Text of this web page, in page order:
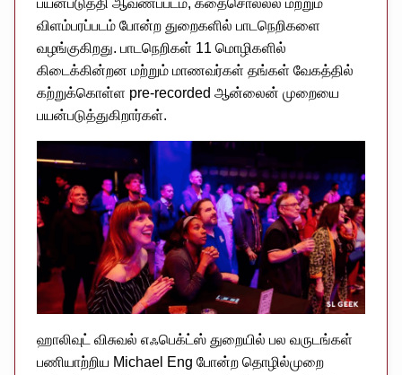
விளம்பரப்படம் போன்ற துறைகளில் பாடநெறிகளை
வழங்குகிறது. பாடநெறிகள் 11 மொழிகளில்
கிடைக்கின்றன மற்றும் மாணவர்கள் தங்கள் வேகத்தில்
கற்றுக்கொள்ள pre-recorded ஆன்லைன் முறையை
பயன்படுத்துகிறார்கள்.
ஹாலிவுட் விசுவல் எஃபெக்ட்ஸ் துறையில் பல வருடங்கள்
பணியாற்றிய Michael Eng போன்ற தொழில்முறை